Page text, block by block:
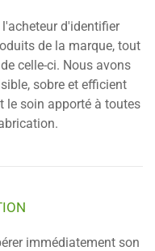
d'identifier
de la marque, tout
celle-ci. Nous avons
sobre et efficient
le soin apporté à toutes
immédiatement son